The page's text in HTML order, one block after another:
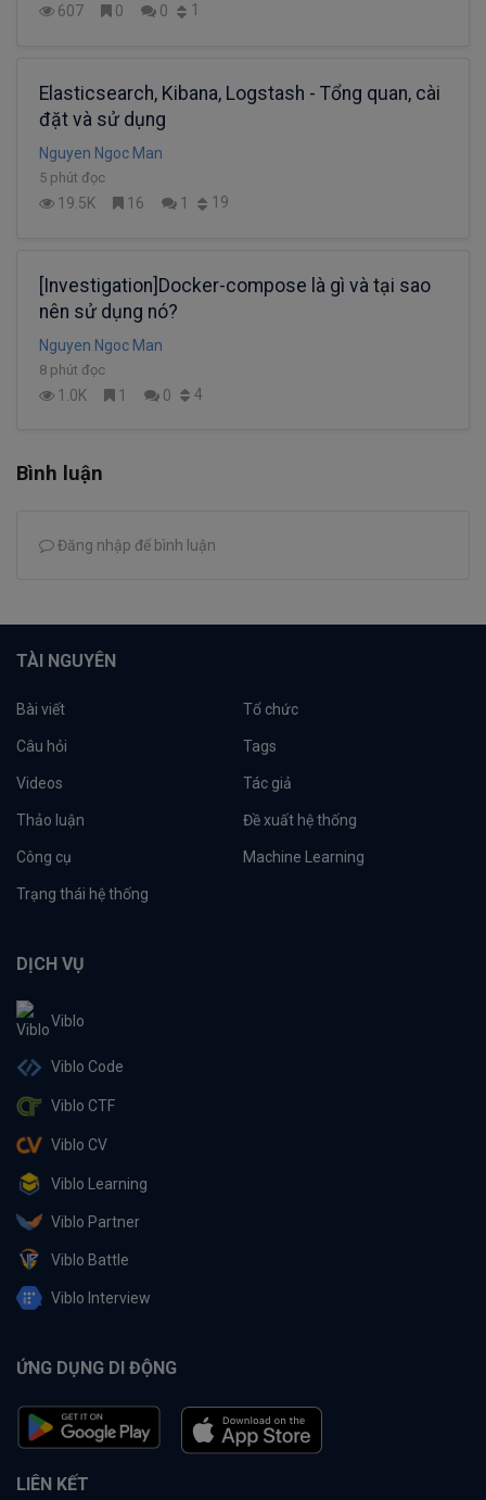
607 0 0 1
Elasticsearch, Kibana, Logstash - Tổng quan, cài
đặt và sử dụng
Nguyen Ngoc Man
5 phút đọc
19.5K 16 1 19
[Investigation]Docker-compose là gì và tại sao
nên sử dụng nó?
Nguyen Ngoc Man
8 phút đọc
1.0K 1 0 4
Bình luận
Đăng nhập để bình luận
TÀI NGUYÊN
Bài viết Tổ chức
Câu hỏi Tags
Videos Tác giả
Thảo luận Đề xuất hệ thống
Công cụ Machine Learning
Trạng thái hệ thống
DỊCH VỤ
Viblo
Viblo Code
Viblo CTF
Viblo CV
Viblo Learning
Viblo Partner
Viblo Battle
Viblo Interview
ỨNG DỤNG DI ĐỘNG
LIÊN KẾT